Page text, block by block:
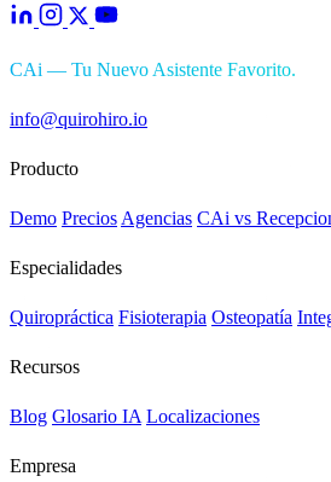
CAi — Tu Nuevo Asistente Favorito.
info@quirohiro.io
Producto
Demo PreciosAgencias CAi vs
Especialidades
Quiropráctica Fisioterapia Osteopatía
Recursos
Blog Glosario IA Localizaciones
Empresa